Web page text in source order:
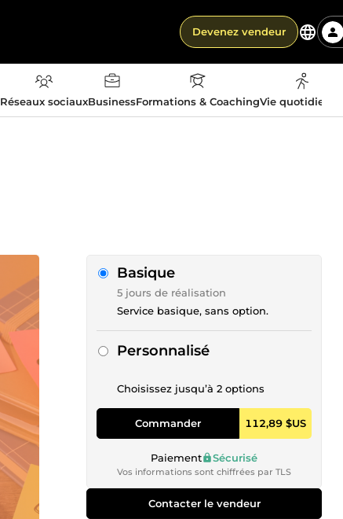
Devenez vendeur
Réseaux sociauxBusinessFormations & CoachingVie
Basique
5 jours de réalisation
Service basique, sans option.
Personnalisé
Choisissez jusqu’à 2 options
Commander 112,89 $US
Paiement Sécurisé
Vos informations sont chiffrées par TLS
Contacter le vendeur